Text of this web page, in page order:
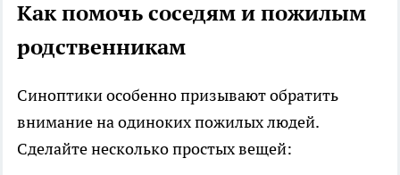
Как помочь соседям и пожилым
родственникам
Синоптики особенно призывают обратить
внимание на одиноких пожилых людей.
Сделайте несколько простых вещей: